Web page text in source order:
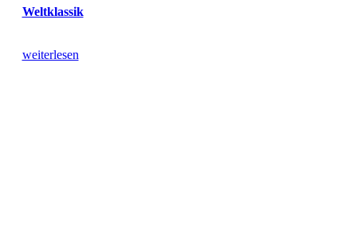
Weltklassik
weiterlesen